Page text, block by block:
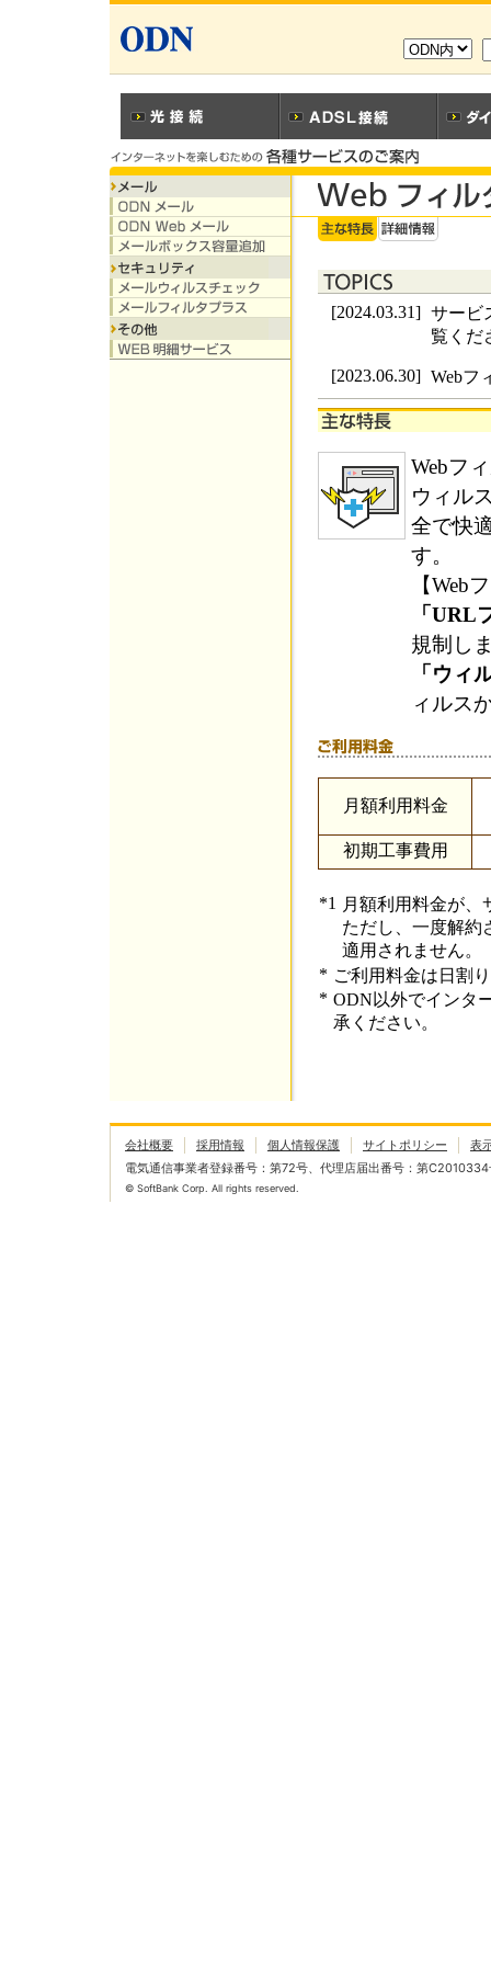
[2024.03.31] サービ
覧くだ
[2023.06.30] Webフ
Webフ
ウィル
全で快
す。
【Web
「URL
規制し
「ウィ
ィルス
月額利用料金
初期工事費用
*1
月額利用料金が、
ただし、一度解約
適用されません。
* ご利用料金は日割
* ODN以外でインタ
承ください。
会社概要 採用情報 個人情報保護 サイトポリシー
表
電気通信事業者登録番号：第72号、代理店届出番号：第C2010334
© SoftBank Corp. All rights reserved.